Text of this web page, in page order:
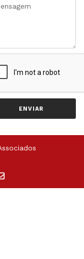
ENVIAR